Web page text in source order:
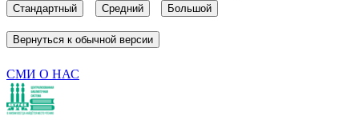
Стандартный Средний Большой
Вернуться к обычной версии
СМИ О НАС